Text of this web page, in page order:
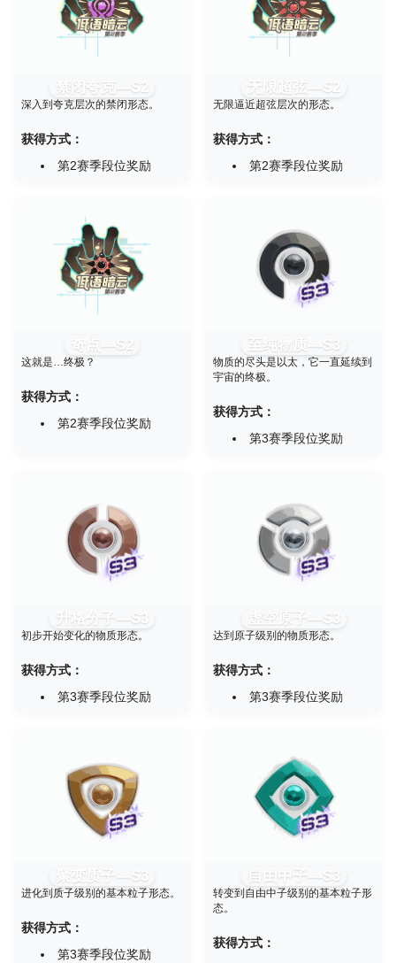
禁闭夸克—S2
深入到夸克层次的禁闭形态。
获得方式：
第2赛季段位奖励
无限超弦—S2
无限逼近超弦层次的形态。
获得方式：
第2赛季段位奖励
奇点—S2
这就是…终极？
获得方式：
第2赛季段位奖励
至纯物质—S3
物质的尽头是以太，它一直延续到
宇宙的终极。
获得方式：
第3赛季段位奖励
升格分子—S3
初步开始变化的物质形态。
获得方式：
第3赛季段位奖励
虚空原子—S3
达到原子级别的物质形态。
获得方式：
第3赛季段位奖励
聚变质子—S3
进化到质子级别的基本粒子形态。
获得方式：
第3赛季段位奖励
自由中子—S3
转变到自由中子级别的基本粒子形
态。
获得方式：